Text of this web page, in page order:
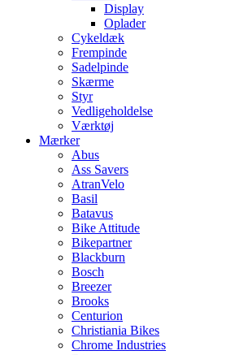
Display
Oplader
Cykeldæk
Frempinde
Sadelpinde
Skærme
Styr
Vedligeholdelse
Værktøj
Mærker
Abus
Ass Savers
AtranVelo
Basil
Batavus
Bike Attitude
Bikepartner
Blackburn
Bosch
Breezer
Brooks
Centurion
Christiania Bikes
Chrome Industries